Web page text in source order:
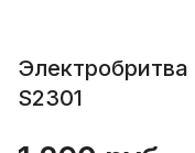
S2301